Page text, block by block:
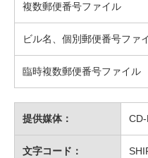
複数郵便番号ファイル
ビル名、個別郵便番号ファ
臨時複数郵便番号ファイル
提供媒体：
文字コード：